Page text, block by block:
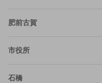
肥前古賀
市役所
石橋